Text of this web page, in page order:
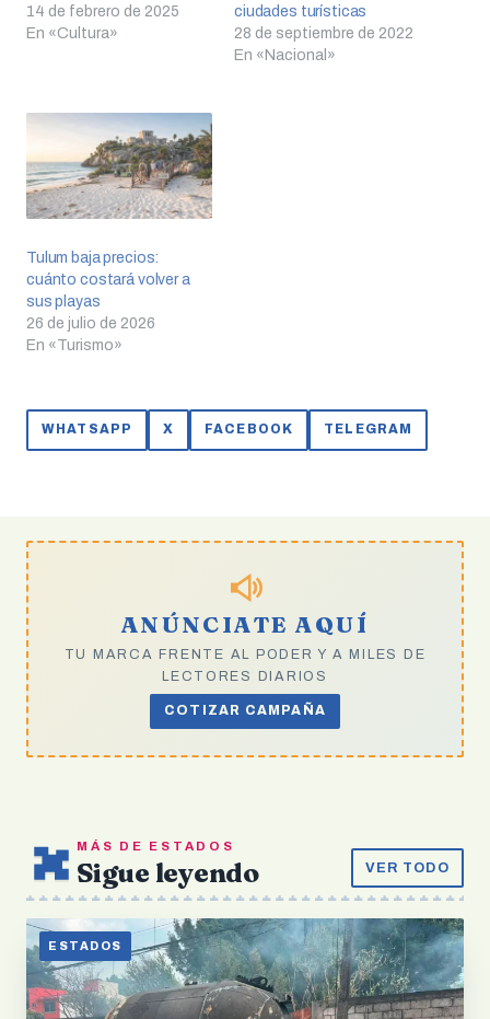
14 de febrero de 2025
En «Cultura»
ciudades turísticas
28 de septiembre de 2022
En «Nacional»
Tulum baja precios:
cuánto costará volver a
sus playas
26 de julio de 2026
En «Turismo»
WHATSAPP X FACEBOOK TELEGRAM
ANÚNCIATE AQUÍ
TU MARCA FRENTE AL PODER Y A MILES DE
LECTORES DIARIOS
COTIZAR CAMPAÑA
MÁS DE ESTADOS
Sigue leyendo VER TODO
ESTADOS